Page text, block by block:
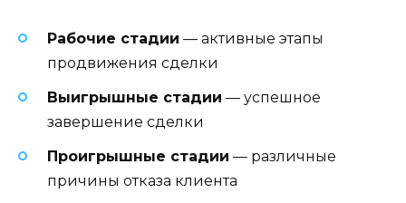
Рабочие стадии — активные этапы
продвижения сделки
Выигрышные стадии — успешное
завершение сделки
Проигрышные стадии — различные
причины отказа клиента